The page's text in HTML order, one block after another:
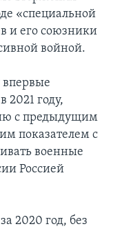
«специальной
и его союзники
войной.
впервые
2021 году,
с предыдущим
показателем с
военные
Россией
2020 год, без